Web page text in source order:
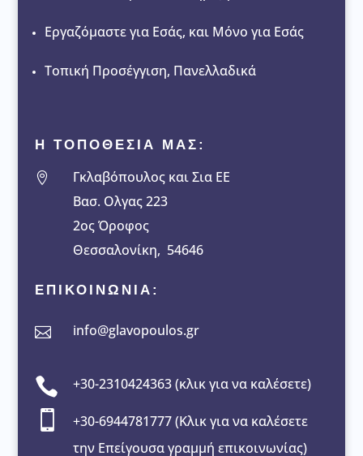
Εργαζόμαστε για Εσάς, και Μόνο για Εσάς
Τοπική Προσέγγιση, Πανελλαδικά
Η ΤΟΠΟΘΕΣΙΑ ΜΑΣ:

Γκλαβόπουλος και Σια ΕΕ
Βασ. Ολγας 223
2ος Όροφος
Θεσσαλονίκη, 54646
ΕΠΙΚΟΙΝΩΝΙΑ:
 info@glavopoulos.gr
 +30-2310424363 (κλικ για να καλέσετε)

+30-6944781777 (Κλικ για να καλέσετε
την Επείγουσα γραμμή επικοινωνίας)